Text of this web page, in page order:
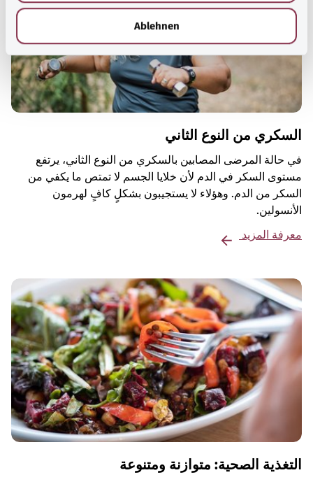
Ablehnen
السكري من النوع الثاني
في حالة المرضى المصابين بالسكري من النوع الثاني، يرتفع
مستوى السكر في الدم لأن خلايا الجسم لا تمتص ما يكفي من
السكر من الدم. وهؤلاء لا يستجيبون بشكلٍ كافٍ لهرمون
الأنسولين.
معرفة المزيد
التغذية الصحية: متوازنة ومتنوعة